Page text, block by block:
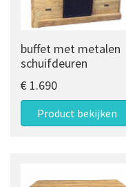
buffet met metalen
schuifdeuren
€ 1.690
Product bekijken